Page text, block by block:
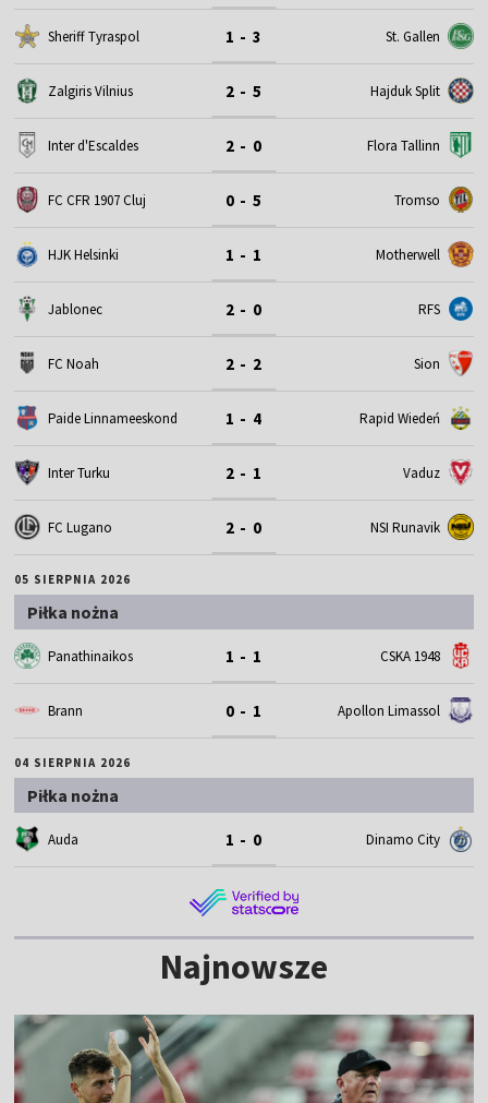
Sheriff Tyraspol 1 - 3 St. Gallen
Zalgiris Vilnius 2 - 5 Hajduk Split
Inter d'Escaldes 2 - 0 Flora Tallinn
FC CFR 1907 Cluj 0 - 5 Tromso
HJK Helsinki 1 - 1 Motherwell
Jablonec 2 - 0 RFS
FC Noah 2 - 2 Sion
Paide Linnameeskond 1 - 4 Rapid Wiedeń
Inter Turku 2 - 1 Vaduz
FC Lugano 2 - 0 NSI Runavik
05 SIERPNIA 2026
Piłka nożna
Panathinaikos 1 - 1 CSKA 1948
Brann 0 - 1 Apollon Limassol
04 SIERPNIA 2026
Piłka nożna
Auda 1 - 0 Dinamo City
Najnowsze